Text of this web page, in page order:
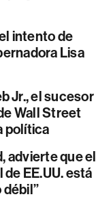
intento de
Lisa
Jr., el sucesor
Wall Street
política
advierte que el
EE.UU. está
débil”